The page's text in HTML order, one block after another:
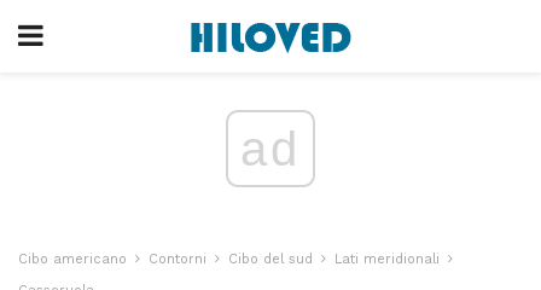
ad
Cibo americano Contorni Cibo del sud
Lati meridionali